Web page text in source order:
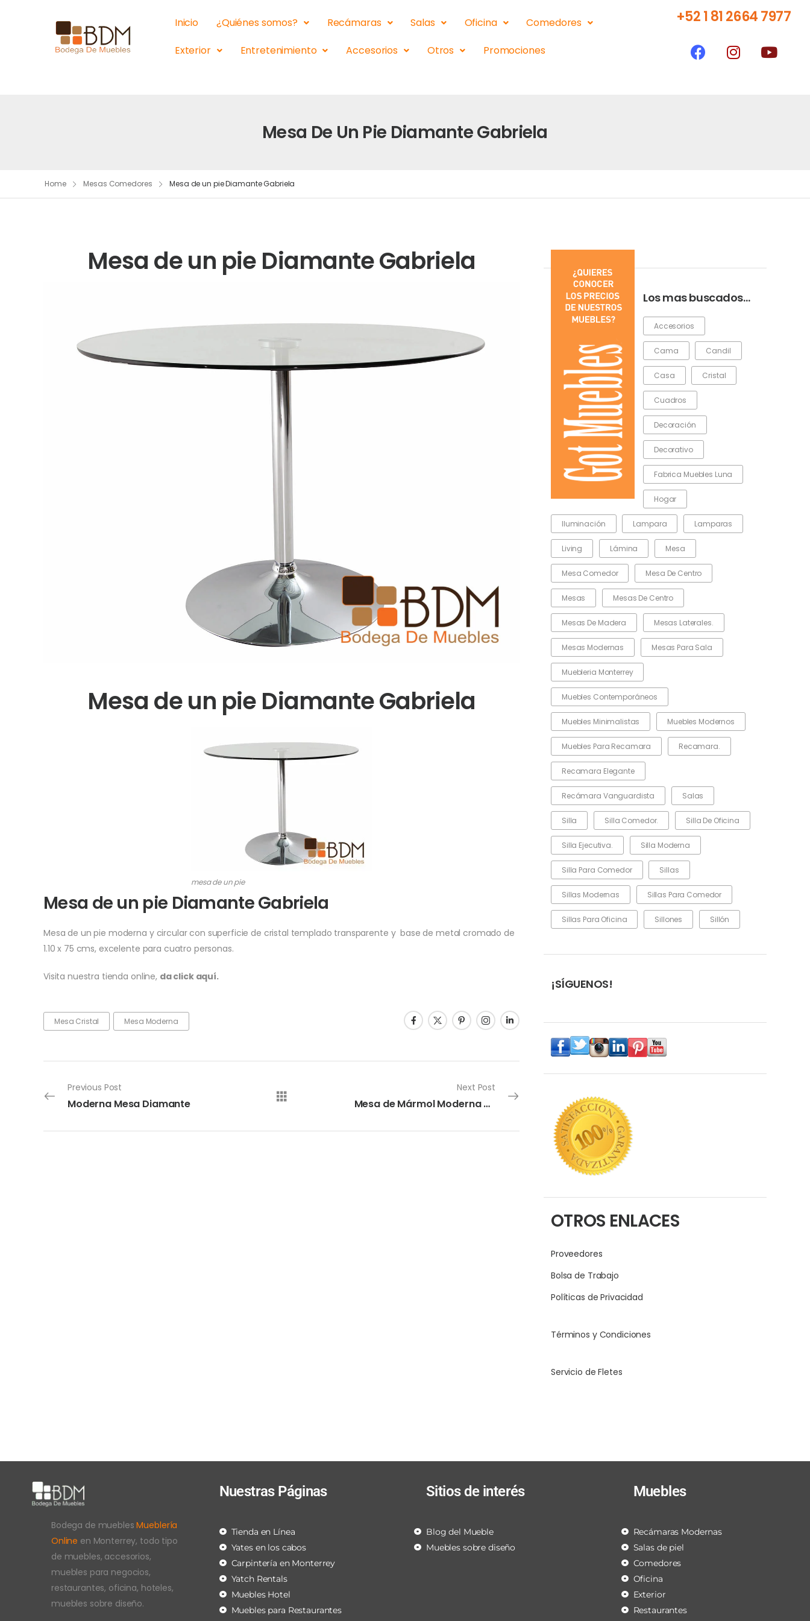
Inicio ¿Quiénes somos? Recámaras Salas Oficina
Comedores
Exterior
Entretenimiento Accesorios Otros Promociones
+52 1 81 2664 7977
Mesa De Un Pie Diamante Gabriela
Home Mesas Comedores Mesa de un pie Diamante Gabriela
Los mas buscados…
Accesorios
Cama Candil
Casa Cristal
Cuadros
Decoración
Decorativo
Fabrica Muebles Luna
Hogar
Iluminación Lampara Lamparas
Living Lámina Mesa
Mesa Comedor Mesa De Centro
Mesas Mesas De Centro
Mesas De Madera Mesas Laterales.
Mesas Modernas Mesas Para Sala
Muebleria Monterrey
Muebles Contemporáneos
Muebles Minimalistas Muebles Modernos
Muebles Para Recamara Recamara.
Recamara Elegante
Recámara Vanguardista Salas
Silla Silla Comedor. Silla De Oficina
Silla Ejecutiva. Silla Moderna
Silla Para Comedor Sillas
Sillas Modernas Sillas Para Comedor
Sillas Para Oficina Sillones Sillón
¡SÍGUENOS!
OTROS ENLACES
Proveedores
Bolsa de Trabajo
Políticas de Privacidad
Términos y Condiciones
Servicio de Fletes
Mesa de un pie Diamante Gabriela
Mesa de un pie Diamante Gabriela
mesa de un pie
Mesa de un pie Diamante Gabriela
Mesa de un pie moderna y circular con superficie de cristal templado transparente y base de metal cromado de
1.10 x 75 cms, excelente para cuatro personas.
Visita nuestra tienda online, da click aquí.
Mesa Cristal Mesa Moderna
Previous Post
Moderna Mesa Diamante
Next Post
Mesa de Mármol Moderna Diamante
Bodega de mueblesMueblería
Online en Monterrey, todo tipo
de muebles, accesorios,
muebles para negocios,
restaurantes, oficina, hoteles,
muebles sobre diseño.
Nuestras Páginas
Tienda en Línea
Yates en los cabos
Carpintería en Monterrey
Yatch Rentals
Muebles Hotel
Muebles para Restaurantes
Sitios de interés
Blog del Mueble
Muebles sobre diseño
Muebles
Recámaras Modernas
Salas de piel
Comedores
Oficina
Exterior
Restaurantes